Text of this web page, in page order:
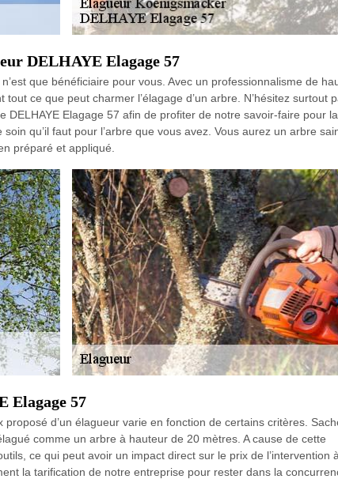
DELHAYE Elagage 57
que bénéficiaire pour vous. Avec un professionnalisme de
ce que peut charmer l’élagage d’un arbre. N’hésitez surtout
DELHAYE Elagage 57 afin de profiter de notre savoir-faire pour la
qu’il faut pour l’arbre que vous avez. Vous aurez un arbre
préparé et appliqué.
Elagage 57
d’un élagueur varie en fonction de certains critères.
comme un arbre à hauteur de 20 mètres. A cause de cette
ce qui peut avoir un impact direct sur le prix de l’intervention à
la tarification de notre entreprise pour rester dans la